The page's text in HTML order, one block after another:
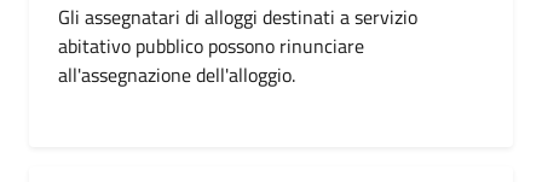
Gli assegnatari di alloggi destinati a servizio
abitativo pubblico possono rinunciare
all'assegnazione dell'alloggio.